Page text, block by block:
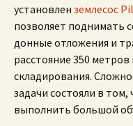
установлен землесос
позволяет поднимать
донные отложения и
расстояние 350 метров
складирования.
задачи состояли в
выполнить большой